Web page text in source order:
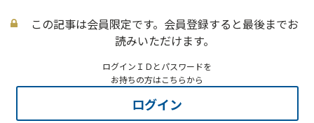
この記事は会員限定です。会員登録すると最後までお
読みいただけます。
ログインＩＤとパスワードを
お持ちの方はこちらから
ログイン